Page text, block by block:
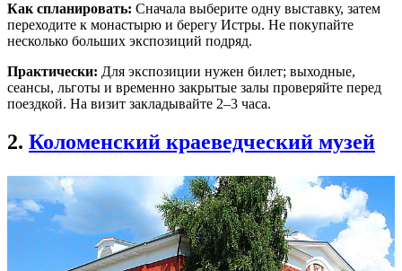
Как спланировать: Сначала выберите одну выставку, затем
переходите к монастырю и берегу Истры. Не покупайте
несколько больших экспозиций подряд.
Практически: Для экспозиции нужен билет; выходные,
сеансы, льготы и временно закрытые залы проверяйте перед
поездкой. На визит закладывайте 2–3 часа.
2. Коломенский краеведческий музей